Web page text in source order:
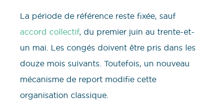
La période de référence reste fixée, sauf
accord collectif, du premier juin au trente-et-
un mai. Les congés doivent être pris dans les
douze mois suivants. Toutefois, un nouveau
mécanisme de report modifie cette
organisation classique.